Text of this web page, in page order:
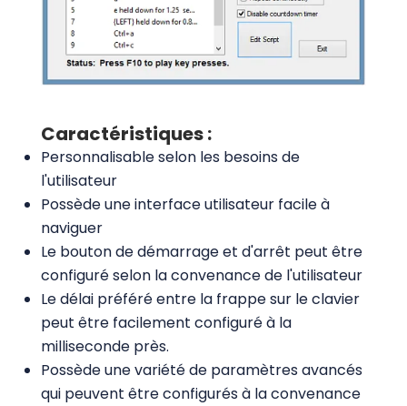
Caractéristiques :
Personnalisable selon les besoins de
l'utilisateur
Possède une interface utilisateur facile à
naviguer
Le bouton de démarrage et d'arrêt peut être
configuré selon la convenance de l'utilisateur
Le délai préféré entre la frappe sur le clavier
peut être facilement configuré à la
milliseconde près.
Possède une variété de paramètres avancés
qui peuvent être configurés à la convenance